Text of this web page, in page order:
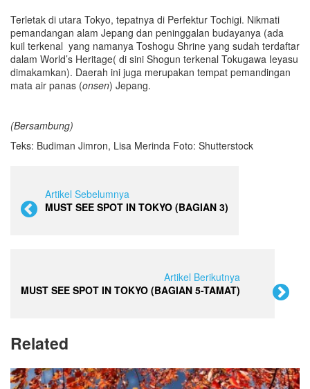
Terletak di utara Tokyo, tepatnya di Perfektur Tochigi. Nikmati
pemandangan alam Jepang dan peninggalan budayanya (ada
kuil terkenal yang namanya Toshogu Shrine yang sudah terdaftar
dalam World’s Heritage( di sini Shogun terkenal Tokugawa Ieyasu
dimakamkan). Daerah ini juga merupakan tempat pemandingan
mata air panas (onsen) Jepang.
(Bersambung)
Teks: Budiman Jimron, Lisa Merinda Foto: Shutterstock
Artikel Sebelumnya
MUST SEE SPOT IN TOKYO (BAGIAN 3)
Artikel Berikutnya
MUST SEE SPOT IN TOKYO (BAGIAN 5-TAMAT)
Related